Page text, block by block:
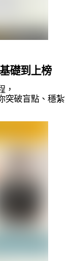
礎到上榜
，
突破盲點、穩紮